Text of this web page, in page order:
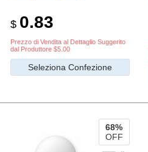
$ 0.83
Prezzo di Vendita al Dettaglio Suggerito
dal Produttore $5.00
Seleziona Confezione
68%
OFF